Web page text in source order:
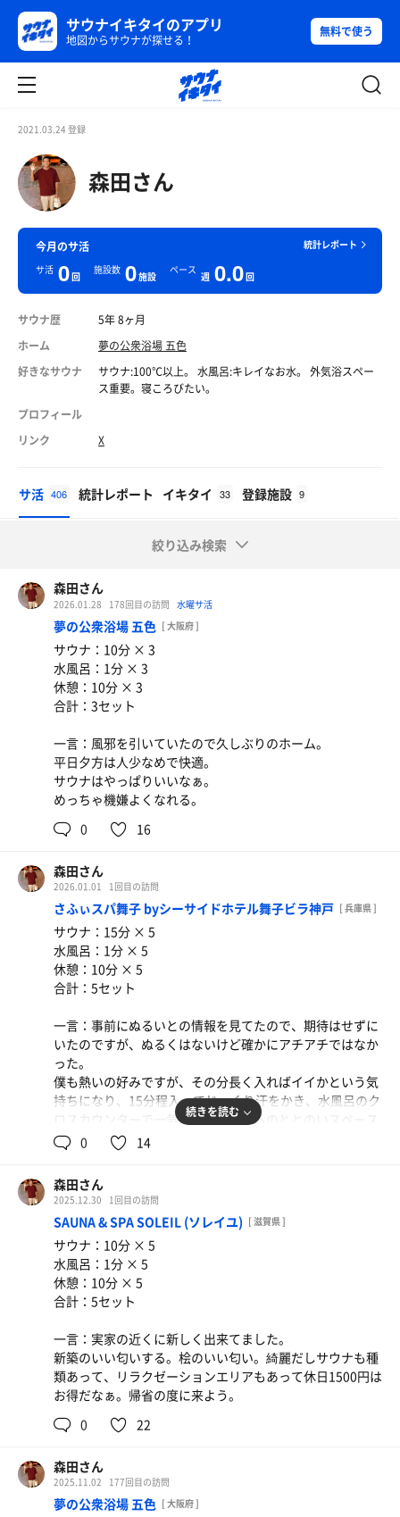
サウナイキタイのアプリ
地図からサウナが探せる！
無料で使う
2021.03.24 登録
森田さん
統計レポート
今月のサ活
サ活 0回
施設数 0施設
ペース
週 0.0回
サウナ歴
5年 8ヶ月
ホーム
夢の公衆浴場 五色
好きなサウナ
サウナ:100℃以上。 水風呂:キレイなお水。 外気浴スペー
ス重要。寝ころびたい。
プロフィール
リンク
X
サ活 406 統計レポート イキタイ 33 登録施設 9
絞り込み検索
森田さん
2026.01.28 178回目の訪問 水曜サ活
夢の公衆浴場 五色 [ 大阪府 ]
サウナ：10分 × 3
水風呂：1分 × 3
休憩：10分 × 3
合計：3セット
一言：風邪を引いていたので久しぶりのホーム。
平日夕方は人少なめで快適。
サウナはやっぱりいいなぁ。
めっちゃ機嫌よくなれる。
0
16
森田さん
2026.01.01 1回目の訪問
さふぃスパ舞子 byシーサイドホテル舞子ビラ神戸 [ 兵庫県 ]
サウナ：15分 × 5
水風呂：1分 × 5
休憩：10分 × 5
合計：5セット
一言：事前にぬるいとの情報を見てたので、期待はせずに
いたのですが、ぬるくはないけど確かにアチアチではなか
った。
僕も熱いの好みですが、その分長く入ればイイかという気
持ちになり、15分程入ってじっくり汗をかき、水風呂のク
ロスカウンターで一気に冷やしてからのととのいスペース
は最高に気持ちよかったな。
時間があったのもあってめちゃリラックスできました。
クロスカウンターは面白かったな。
たぶん打たれてる人見るほうが面白いな。
続きを読む
0 14
森田さん
2025.12.30 1回目の訪問
SAUNA & SPA SOLEIL (ソレイユ) [ 滋賀県 ]
サウナ：10分 × 5
水風呂：1分 × 5
休憩：10分 × 5
合計：5セット
一言：実家の近くに新しく出来てました。
新築のいい匂いする。桧のいい匂い。綺麗だしサウナも種
類あって、リラクゼーションエリアもあって休日1500円は
お得だなぁ。帰省の度に来よう。
0
22
森田さん
2025.11.02 177回目の訪問
夢の公衆浴場 五色 [ 大阪府 ]